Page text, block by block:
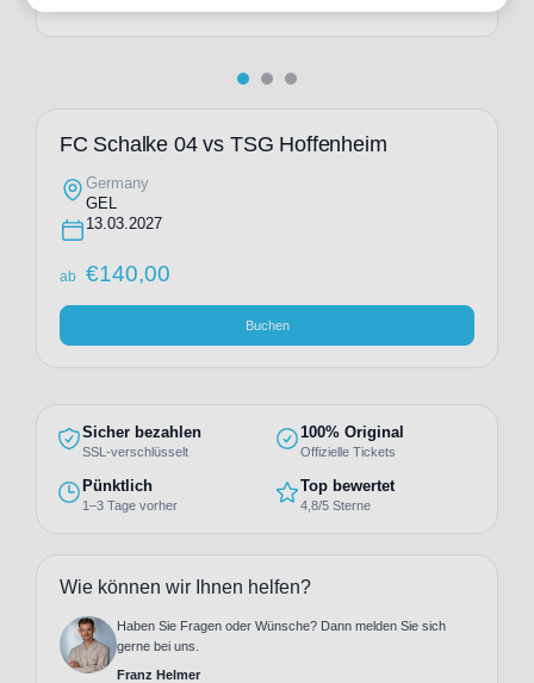
FC Schalke 04 vs TSG Hoffenheim
Germany
GEL
13.03.2027
ab €140,00
Buchen
Sicher bezahlen
SSL-verschlüsselt
100% Original
Offizielle Tickets
Pünktlich
1–3 Tage vorher
Top bewertet
4,8/5 Sterne
Wie können wir Ihnen helfen?
Haben Sie Fragen oder Wünsche? Dann melden Sie sich
gerne bei uns.
Franz Helmer